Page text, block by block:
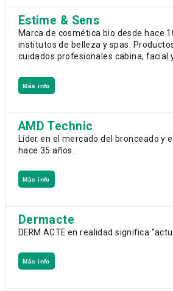
Estime & Sens
Marca de cosmética bio desde hace
institutos de belleza y spas.
cuidados profesionales cabina, facial
Más info
AMD Technic
Líder en el mercado del bronceado y
hace 35 años.
Más info
Dermacte
DERM ACTE en realidad significa
Más info